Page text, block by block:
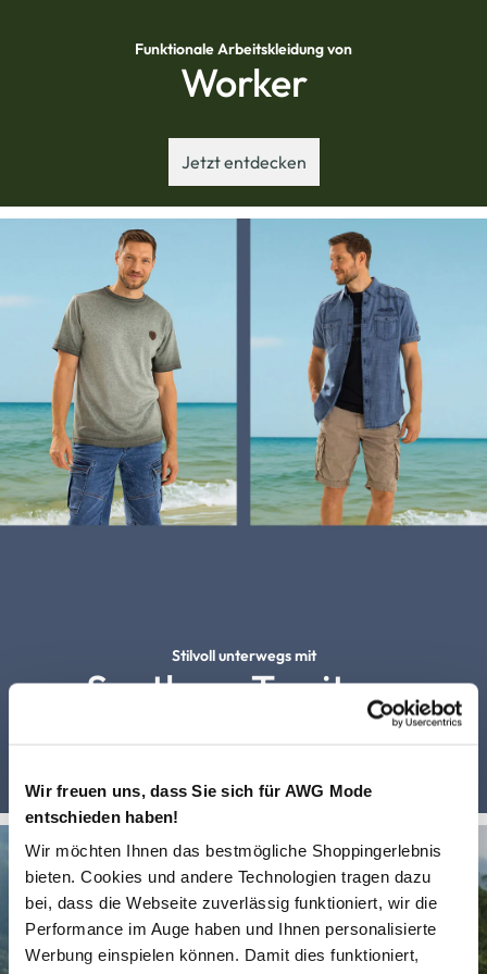
Wir freuen uns, dass Sie sich für AWG Mode
entschieden haben!
Wir möchten Ihnen das bestmögliche Shoppingerlebnis
bieten. Cookies und andere Technologien tragen dazu
bei, dass die Webseite zuverlässig funktioniert, wir die
Performance im Auge haben und Ihnen personalisierte
Werbung einspielen können. Damit dies funktioniert,
Funktionale Arbeitskleidung von
Worker
Jetzt entdecken
Stilvoll unterwegs mit
Southern Territory